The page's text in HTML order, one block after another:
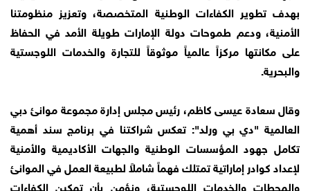
بهدف تطوير الكفاءات الوطنية المتخصصة، وتعزيز منظومتنا
الأمنية، ودعم طموحات دولة الإمارات طويلة الأمد في الحفاظ
على مكانتها مركزاً عالمياً موثوقاً للتجارة والخدمات اللوجستية
والبحرية.
وقال سعادة عيسى كاظم، رئيس مجلس إدارة مجموعة موانئ دبي
العالمية "دي بي ورلد": تعكس شراكتنا في برنامج سند أهمية
تكامل جهود المؤسسات الوطنية والجهات الأكاديمية والأمنية
لإعداد كوادر إماراتية تمتلك فهماً شاملاً لطبيعة العمل في الموانئ
والمحطات والخدمات اللوجستية، ونؤمن بأن تمكين الكفاءات